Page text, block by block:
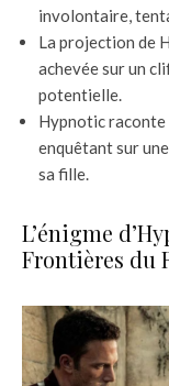
involontaire,
La projection de
achevée sur un
potentielle.
Hypnotic raconte
enquêtant sur
sa fille.
L’énigme
Frontières du